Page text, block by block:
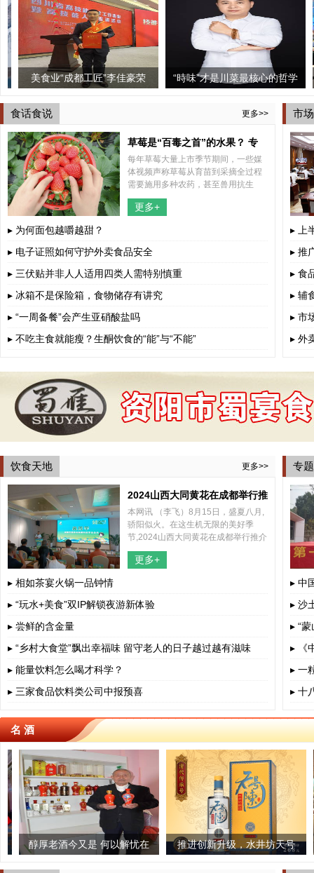
业“成都工匠”李佳豪荣
“時味”才是川菜最核心的哲学
从
三个椰子椰子鸡火锅印象城
成都街子
食话食说 更多>>
草莓是“百毒之首”的水果？ 专
家“五问五答”为你解惑
每年草莓大量上市季节期间，一些媒
体视频声称草莓从育苗到采摘全过程
需要施用多种农药，甚至兽用抗生
素，认为草莓不能吃。这些视频不断
传播，引起公众关注，也引发了不少
更多+
▸ 为何面包越嚼越甜？
▸ 电子证照如何守护外卖食品安全
▸ 三伏贴并非人人适用四类人需特别慎重
▸ 冰箱不是保险箱，食物储存有讲究
▸ “一周备餐”会产生亚硝酸盐吗
▸ 不吃主食就能瘦？生酮饮食的“能”与“不能”
市
▸ 上
▸ 推
▸ 食
▸ 辅
▸ 市
▸ 外
饮食天地 更多>>
2024山西大同黄花在成都举行推
介会
本网讯 （李飞）8月15日，盛夏八月,
骄阳似火。在这生机无限的美好季
节,2024山西大同黄花在成都举行推介
会，山西大同云州区区委、区政府和
四川省、成都市、相关部门负责人、
更多+
▸ 相如茶宴火锅一品钟情
▸ “玩水+美食”双IP解锁夜游新体验
▸ 尝鲜的含金量
▸ “乡村大食堂”飘出幸福味 留守老人的日子越过越有滋味
▸ 能量饮料怎么喝才科学？
▸ 三家食品饮料类公司中报预喜
专
▸ 中
▸ 沙
▸ “
▸ 《
▸ 一
▸ 十
名 酒
老酒今又是 何以解忧在
推进创新升级，水井坊天号
青岛啤
茶业：匠心制茶,一
古法榨茶油 传承老手艺
云茶被认